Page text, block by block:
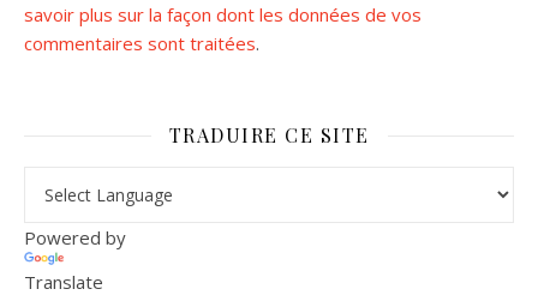
savoir plus sur la façon dont les données de vos
commentaires sont traitées.
TRADUIRE CE SITE
Powered by
Translate